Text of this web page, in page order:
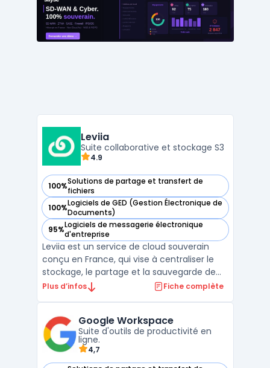
WhatsApp, Teams et Zoom, elle se
distingue par un niveau de chiffrement
robu ...
Leviia
Suite collaborative et stockage S3
4.9
100%Solutions de partage et transfert de
fichiers
— voir Leviia dans cette catégorie
100%Logiciels de GED (Gestion Électronique de
Documents)
— voir Leviia dans cette catégorie
95%Logiciels de messagerie électronique
d'entreprise
— voir Leviia dans cette catégorie
Leviia est un service de cloud souverain
conçu en France, qui vise à centraliser le
stockage, le partage et la sauvegarde de
données pour des usages professionnels.
RGPD, ainsi que des certifications ISO 27001
et HDS (selo ...
Plus d’infos Fiche complète
Google Workspace
Suite d'outils de productivité en
ligne.
4,7